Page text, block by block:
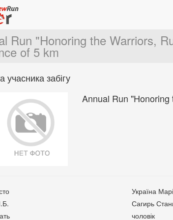
Run "Honoring the Warriors,
of 5 km
учасника забігу
Annual Run
Україна
Сагирь
чоловік